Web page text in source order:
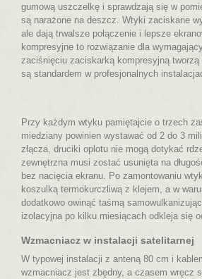
gumową uszczelkę i sprawdzają się w
są narażone na deszcz. Wtyki zaciskane
ale dają trwalsze połączenie i lepsze
kompresyjne to rozwiązanie dla
zaciśnięciu zaciskarką kompresyjną tworzą
są standardem w profesjonalnych
Przy każdym wtyku pamiętajcie o trzech
miedziany powinien wystawać od 2 do 3
złącza, druciki oplotu nie mogą dotykać
zewnętrzna musi zostać usunięta na
bez nacięcia ekranu. Po zamontowaniu
koszulką termokurczliwą z klejem, a w
dodatkowo owinąć taśmą
izolacyjna po kilku miesiącach odkleja się
Wzmacniacz w instalacji satelitarnej
W typowej instalacji z anteną 80 cm i
wzmacniacz jest zbędny, a czasem wręcz